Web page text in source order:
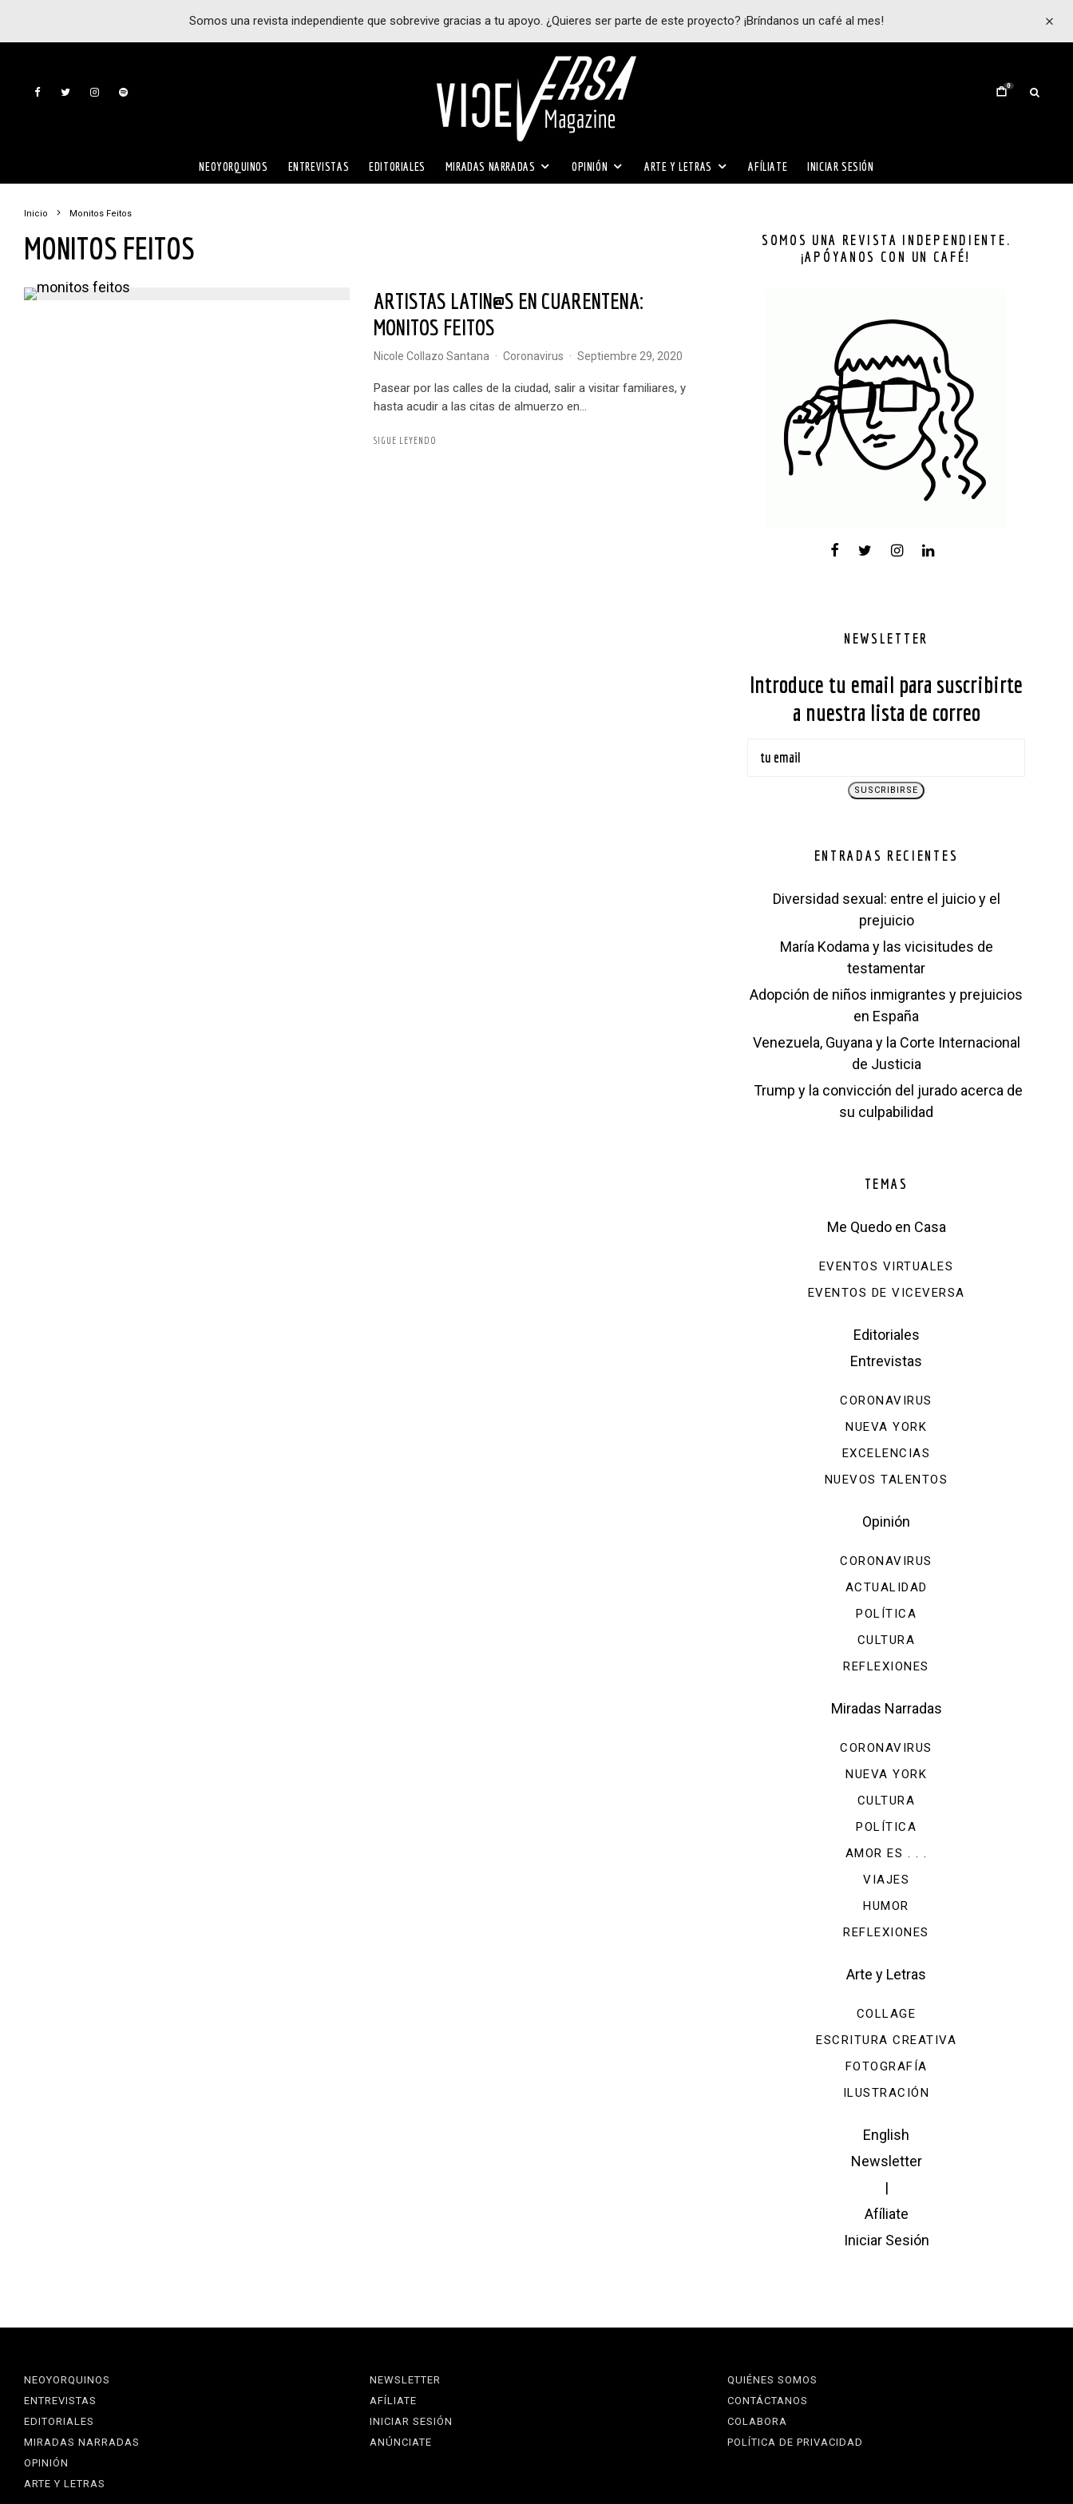
Somos una revista independiente que sobrevive gracias a tu apoyo. ¿Quieres ser parte de este proyecto? ¡Bríndanos un café al mes!
0
NEOYORQUINOS ENTREVISTAS EDITORIALES MIRADAS NARRADAS OPINIÓN ARTE Y LETRAS AFÍLIATE INICIAR SESIÓN
Inicio Monitos Feitos
MONITOS FEITOS
ARTISTAS LATIN@S EN CUARENTENA:
MONITOS FEITOS
Nicole Collazo Santana · Coronavirus · septiembre 29, 2020
Pasear por las calles de la ciudad, salir a visitar familiares, y
hasta acudir a las citas de almuerzo en...
SIGUE LEYENDO
SOMOS UNA REVISTA INDEPENDIENTE.
¡APÓYANOS CON UN CAFÉ!
NEWSLETTER
Introduce tu email para suscribirte
a nuestra lista de correo
ENTRADAS RECIENTES
Diversidad sexual: entre el juicio y el
prejuicio
María Kodama y las vicisitudes de
testamentar
Adopción de niños inmigrantes y prejuicios
en España
Venezuela, Guyana y la Corte Internacional
de Justicia
Trump y la convicción del jurado acerca de
su culpabilidad
TEMAS
Me Quedo en Casa
EVENTOS VIRTUALES
EVENTOS DE VICEVERSA
Editoriales
Entrevistas
CORONAVIRUS
NUEVA YORK
EXCELENCIAS
NUEVOS TALENTOS
Opinión
CORONAVIRUS
ACTUALIDAD
POLÍTICA
CULTURA
REFLEXIONES
Miradas Narradas
CORONAVIRUS
NUEVA YORK
CULTURA
POLÍTICA
AMOR ES . . .
VIAJES
HUMOR
REFLEXIONES
Arte y Letras
COLLAGE
ESCRITURA CREATIVA
FOTOGRAFÍA
ILUSTRACIÓN
English
Newsletter
|
Afíliate
Iniciar Sesión
NEOYORQUINOS
ENTREVISTAS
EDITORIALES
MIRADAS NARRADAS
OPINIÓN
ARTE Y LETRAS
NEWSLETTER
AFÍLIATE
INICIAR SESIÓN
ANÚNCIATE
QUIÉNES SOMOS
CONTÁCTANOS
COLABORA
POLÍTICA DE PRIVACIDAD